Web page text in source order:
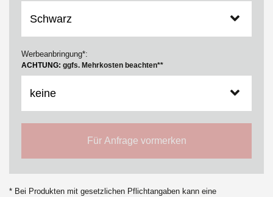
Werbeanbringung*:
ACHTUNG: ggfs. Mehrkosten beachten**
Für Anfrage vormerken
* Bei Produkten mit gesetzlichen Pflichtangaben kann eine